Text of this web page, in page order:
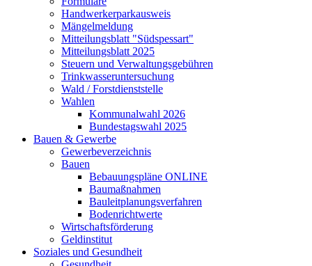
Handwerkerparkausweis
Mängelmeldung
Mitteilungsblatt "Südspessart"
Mitteilungsblatt 2025
Steuern und Verwaltungsgebühren
Trinkwasseruntersuchung
Wald / Forstdienststelle
Wahlen
Kommunalwahl 2026
Bundestagswahl 2025
Bauen & Gewerbe
Gewerbeverzeichnis
Bauen
Bebauungspläne ONLINE
Baumaßnahmen
Bauleitplanungsverfahren
Bodenrichtwerte
Wirtschaftsförderung
Geldinstitut
Soziales und Gesundheit